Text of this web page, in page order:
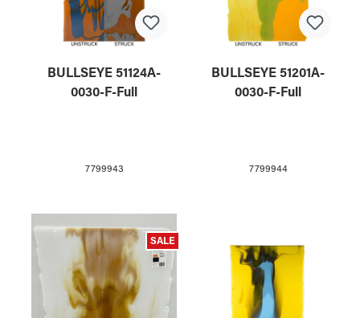
BULLSEYE 51124A-
0030-F-Full
7799943
BULLSEYE 51201A-
0030-F-Full
7799944
SALE